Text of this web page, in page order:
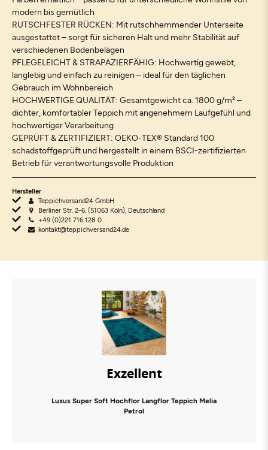
modern bis gemütlich
RUTSCHFESTER RÜCKEN: Mit rutschhemmender Unterseite
ausgestattet – sorgt für sicheren Halt und mehr Stabilität auf
verschiedenen Bodenbelägen
PFLEGELEICHT & STRAPAZIERFÄHIG: Hochwertig gewebt,
langlebig und einfach zu reinigen – ideal für den täglichen
Gebrauch im Wohnbereich
HOCHWERTIGE QUALITÄT: Gesamtgewicht ca. 1800 g/m² –
dichter, komfortabler Teppich mit angenehmem Laufgefühl und
hochwertiger Verarbeitung
GEPRÜFT & ZERTIFIZIERT: OEKO-TEX® Standard 100
schadstoffgeprüft und hergestellt in einem BSCI-zertifizierten
Betrieb für verantwortungsvolle Produktion
Hersteller
Teppichversand24 GmbH
Berliner Str. 2-6, (51063 Köln), Deutschland
+49 (0)221 716 128 0
kontakt@teppichversand24.de
Exzellent
Luxus Super Soft Hochflor Langflor Teppich Melia
Petrol